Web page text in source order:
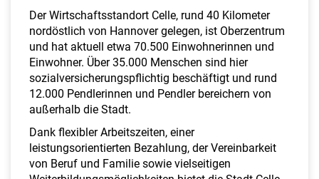
Der Wirtschaftsstandort Celle, rund 40 Kilometer
nordöstlich von Hannover gelegen, ist Oberzentrum
und hat aktuell etwa 70.500 Einwohnerinnen und
Einwohner. Über 35.000 Menschen sind hier
sozialversicherungspflichtig beschäftigt und rund
12.000 Pendlerinnen und Pendler bereichern von
außerhalb die Stadt.
Dank flexibler Arbeitszeiten, einer
leistungsorientierten Bezahlung, der Vereinbarkeit
von Beruf und Familie sowie vielseitigen